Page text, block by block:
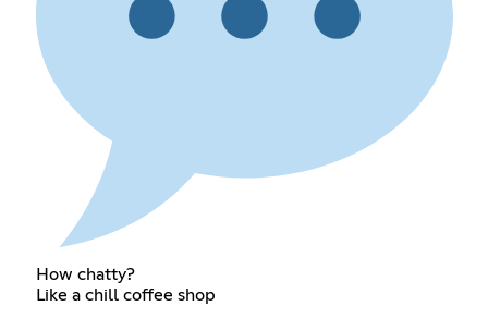
How chatty?
Like a chill coffee shop